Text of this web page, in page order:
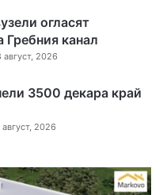
огласят
Гребния канал
2026
3500 декара край
2026